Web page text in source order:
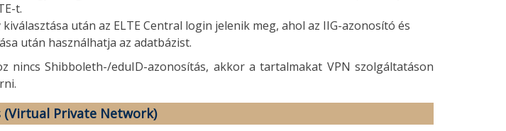
t.
után az ELTE Central login jelenik meg, ahol az IIG-azonosító és
után használhatja az adatbázist.
nincs Shibboleth-/eduID-azonosítás, akkor a tartalmakat VPN szolgáltatáson
(Virtual Private Network)